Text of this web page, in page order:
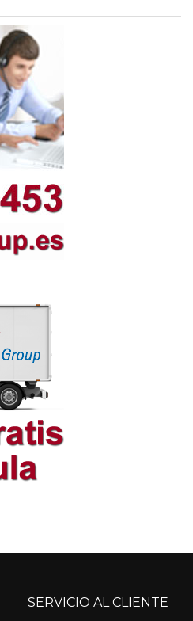
SERVICIO AL CLIENTE